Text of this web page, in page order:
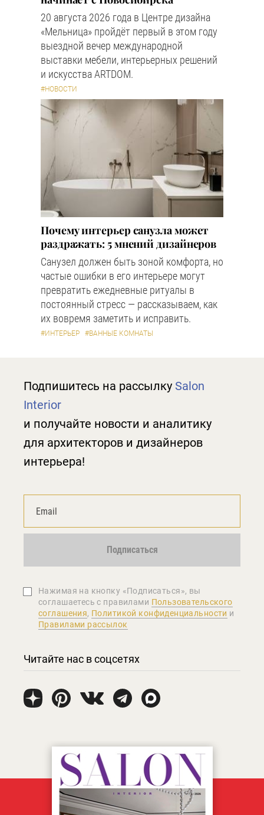
20 августа 2026 года в Центре дизайна
«Мельница» пройдёт первый в этом году
выездной вечер международной
выставки мебели, интерьерных решений
и искусства ARTDOM.
#НОВОСТИ
Почему интерьер санузла может
раздражать: 5 мнений дизайнеров
Санузел должен быть зоной комфорта, но
частые ошибки в его интерьере могут
превратить ежедневные ритуалы в
постоянный стресс — рассказываем, как
их вовремя заметить и исправить.
#ИНТЕРЬЕР #ВАННЫЕ КОМНАТЫ
Подпишитесь на рассылку Salon
Interior
и получайте новости и аналитику
для архитекторов и дизайнеров
интерьера!
Подписаться
Нажимая на кнопку «Подписаться», вы
соглашаетеcь с правилами Пользовательского
соглашения, Политикой конфиденциальности и
Правилами рассылок
Читайте нас в соцсетях